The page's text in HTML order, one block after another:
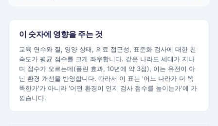
이 숫자에 영향을 주는 것
교육 연수와 질, 영양 상태, 의료 접근성, 표준화 검사에 대한 친
숙도가 평균 점수를 크게 좌우합니다. 같은 나라도 세대가 지나
며 점수가 오르는데(플린 효과, 10년에 약 3점), 이는 유전이 아
닌 환경 개선을 반영합니다. 따라서 이 표는 '어느 나라가 더 똑
똑한가'가 아니라 '어떤 환경이 인지 검사 점수를 높이는가'에 가
깝습니다.